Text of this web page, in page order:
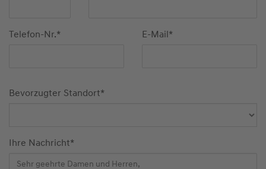
Telefon-Nr.* E-Mail*
Bevorzugter Standort*
Ihre Nachricht*